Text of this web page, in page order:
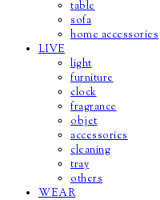
table
sofa
home accessories
LIVE
light
furniture
clock
fragrance
objet
accessories
cleaning
tray
others
WEAR